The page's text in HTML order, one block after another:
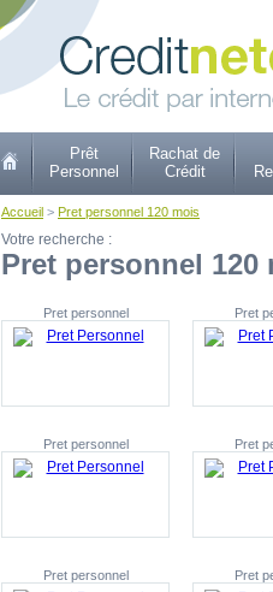
Prêt
Personnel
Rachat de
Crédit
Accueil > Pret personnel 120 mois
Votre recherche :
Pret personnel 120
Pret personnel Pret
Pret personnel Pret
Pret personnel Pret